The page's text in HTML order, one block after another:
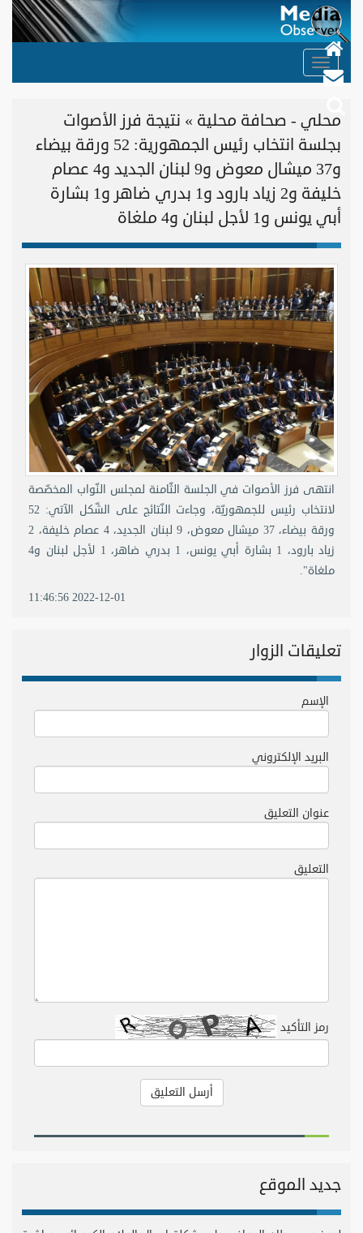
Toggle
navigation
محلي - صحافة محلية » نتيجة فرز الأصوات
بجلسة انتخاب رئيس الجمهورية: 52 ورقة بيضاء
و37 ميشال معوض و9 لبنان الجديد و4 عصام
خليفة و2 زياد بارود و1 بدري ضاهر و1 بشارة
أبي يونس و1 لأجل لبنان و4 ملغاة
انتهى فرز الأصوات في الجلسة الثّامنة لمجلس النّواب المخصّصة
لانتخاب رئيس للجمهوريّة، وجاءت النّتائج على الشّكل الآتي: 52
ورقة بيضاء، 37 ميشال معوض، 9 لبنان الجديد، 4 عصام خليفة، 2
زياد بارود، 1 بشارة أبي يونس، 1 بدري ضاهر، 1 لأجل لبنان و4
ملغاة".
2022-12-01 11:46:56
تعليقات الزوار
الإسم
البريد الإلكتروني
عنوان التعليق
التعليق
رمز التأكيد
جديد الموقع